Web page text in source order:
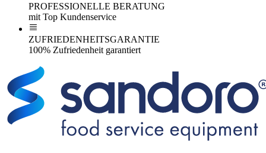
PROFESSIONELLE BERATUNG
mit Top Kundenservice
ZUFRIEDENHEITSGARANTIE
100% Zufriedenheit garantiert